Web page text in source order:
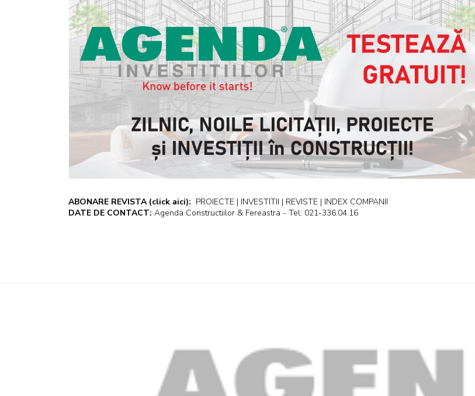
ABONARE REVISTA (click aici): PROIECTE | INVESTITII | REVISTE | INDEX COMPANII
DATE DE CONTACT: Agenda Constructiilor & Fereastra - Tel: 021-336.04.16